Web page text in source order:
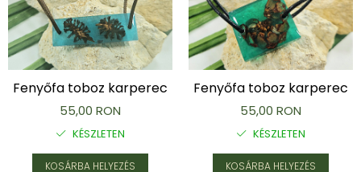
Fenyőfa toboz karperec
55,00 RON
KÉSZLETEN
KOSÁRBA HELYEZÉS
Fenyőfa toboz karperec
55,00 RON
KÉSZLETEN
KOSÁRBA HELYEZÉS